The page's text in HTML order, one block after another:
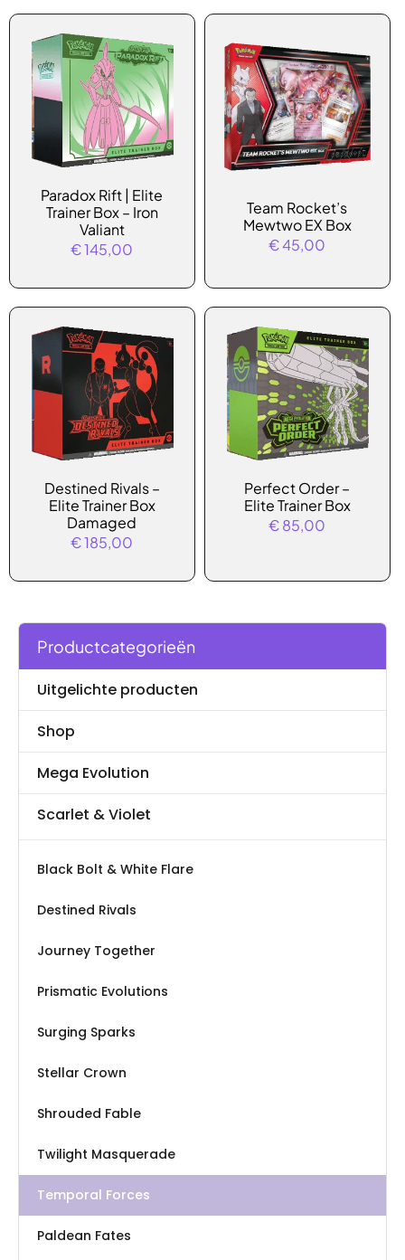
Paradox Rift | Elite
Trainer Box – Iron
Valiant
€145,00
Team Rocket’s
Mewtwo EX Box
€45,00
Destined Rivals –
Elite Trainer Box
Damaged
€185,00
Perfect Order –
Elite Trainer Box
€85,00
Productcategorieën
Uitgelichte producten
Shop
Mega Evolution
Scarlet & Violet
Black Bolt & White Flare
Destined Rivals
Journey Together
Prismatic Evolutions
Surging Sparks
Stellar Crown
Shrouded Fable
Twilight Masquerade
Temporal Forces
Paldean Fates